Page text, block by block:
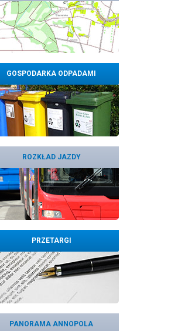
GOSPODARKA ODPADAMI
ROZKŁAD JAZDY
PRZETARGI
PANORAMA ANNOPOLA